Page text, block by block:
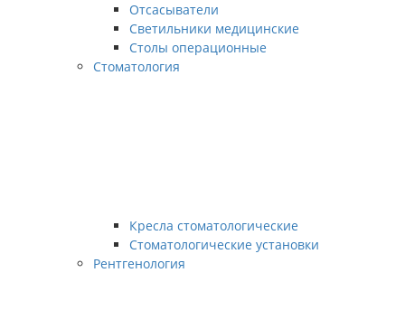
Отсасыватели
Светильники медицинские
Столы операционные
Стоматология
Кресла стоматологические
Стоматологические установки
Рентгенология